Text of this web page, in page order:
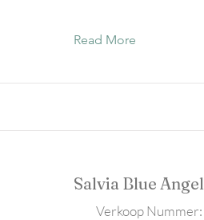
Read More
Salvia Blue Angel
Verkoop Nummer: